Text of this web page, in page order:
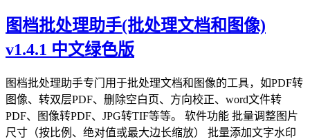
图档批处理助手(批处理文档和图像)
v1.4.1 中文绿色版
图档批处理助手专门用于批处理文档和图像的工具，如PDF转
图像、转双层PDF、删除空白页、方向校正、word文件转
PDF、图像转PDF、JPG转TIF等等。 软件功能 批量调整图片
尺寸（按比例、绝对值或最大边长缩放） 批量添加文字水印